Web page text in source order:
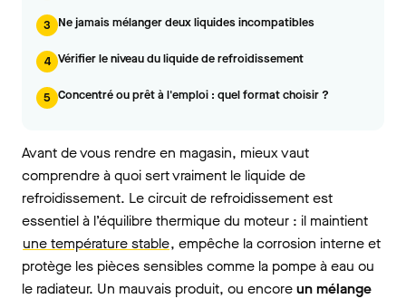
3 Ne jamais mélanger deux liquides incompatibles
4 Vérifier le niveau du liquide de refroidissement
5 Concentré ou prêt à l'emploi : quel format choisir ?
Avant de vous rendre en magasin, mieux vaut
comprendre à quoi sert vraiment le liquide de
refroidissement. Le circuit de refroidissement est
essentiel à l’équilibre thermique du moteur : il maintient
une température stable, empêche la corrosion interne et
protège les pièces sensibles comme la pompe à eau ou
le radiateur. Un mauvais produit, ou encoreun mélange